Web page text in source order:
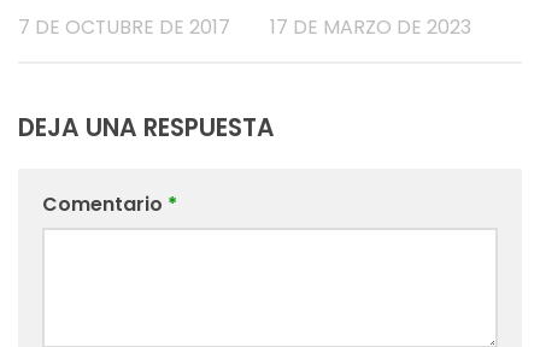
7 DE OCTUBRE DE 2017 17 DE MARZO DE 2023
DEJA UNA RESPUESTA
Comentario *